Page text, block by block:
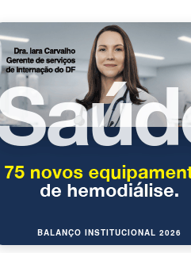
BALANÇO INSTITUCIONAL 2026